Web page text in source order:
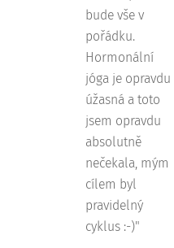
bude vše v
pořádku.
Hormonální
jóga je opravdu
úžasná a toto
jsem opravdu
absolutně
nečekala, mým
cílem byl
pravidelný
cyklus :-)"